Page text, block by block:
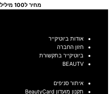
מחיר ל100 מיליליטר – 5.12 ש"ח
אודות ביוטיקייר
חזון החברה
ביוטיקייר בתקשורת
BEAUTV
איתור סניפים
תקנון מועדון BeautyCard